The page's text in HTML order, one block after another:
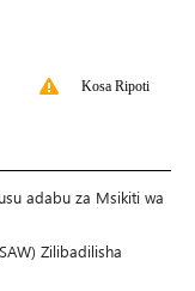
Kosa Ripoti
adabu za Msikiti wa
Zilibadilisha